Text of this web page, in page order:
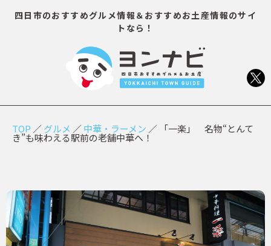
四日市のおすすめグルメ情報＆おすすめお土産情報のサイ
トなら！
TOP ／グルメ ／中華・ラーメン ／ 「一楽」 名物“とんて
き”も味わえる駅前の老舗中華へ！